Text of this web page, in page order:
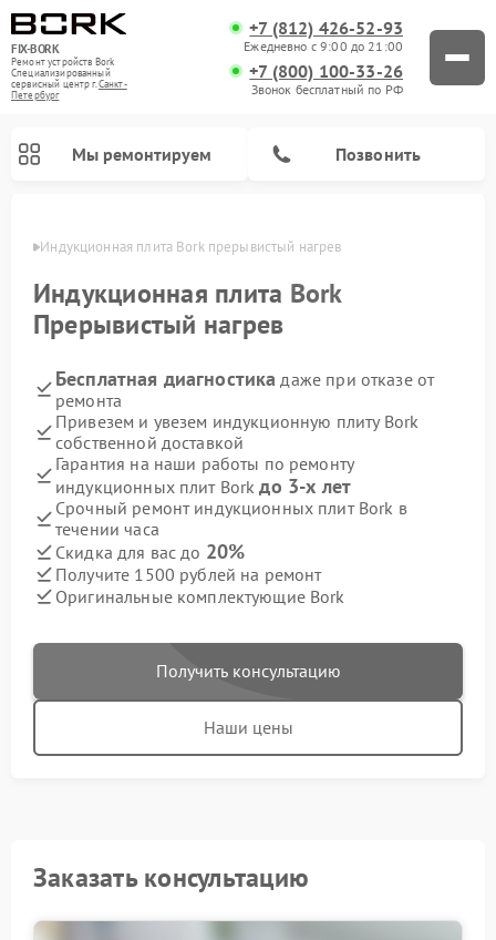
FIX-BORK
Ремонт устройств Bork
Специализированный
cервисный центр г.Санкт-
Петербург
+7 (812) 426-52-93
Ежедневно с 9:00 до 21:00
+7 (800) 100-33-26
Звонок бесплатный по РФ
Мы ремонтируем Позвонить
Индукционная плита Bork прерывистый нагрев
Индукционная плита Bork
Прерывистый нагрев
Бесплатная диагностика даже при отказе от
ремонта
Привезем и увезем индукционную плиту Bork
собственной доставкой
Гарантия на наши работы по ремонту
индукционных плит Borkдо 3-х лет
Срочный ремонт индукционных плит Bork в
течении часа
Скидка для вас до 20%
Получите 1500 рублей на ремонт
Оригинальные комплектующие Bork
Получить консультацию
Наши цены
Заказать консультацию